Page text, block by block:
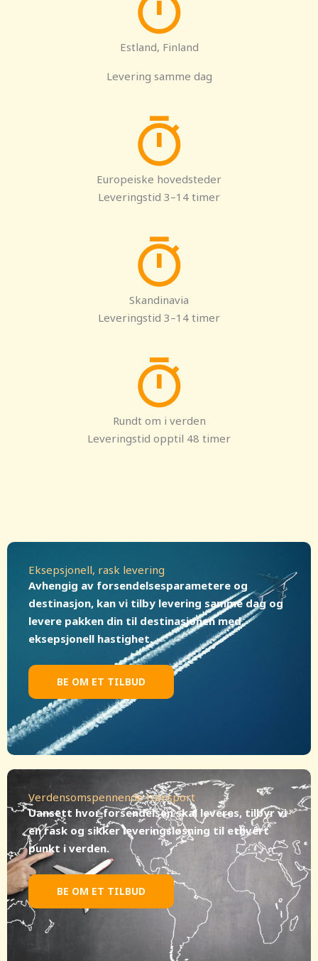
Estland, Finland
Levering samme dag
Europeiske hovedsteder
Leveringstid 3–14 timer
Skandinavia
Leveringstid 3–14 timer
Rundt om i verden
Leveringstid opptil 48 timer
Eksepsjonell, rask levering
Avhengig av forsendelsesparametere og
destinasjon, kan vi tilby levering samme dag og
levere pakken din til destinasjonen med
eksepsjonell hastighet.
BE OM ET TILBUD
Verdensomspennende transport
Uansett hvor forsendelsen skal leveres, tilbyr vi
en rask og sikker leveringsløsning til ethvert
punkt i verden.
BE OM ET TILBUD